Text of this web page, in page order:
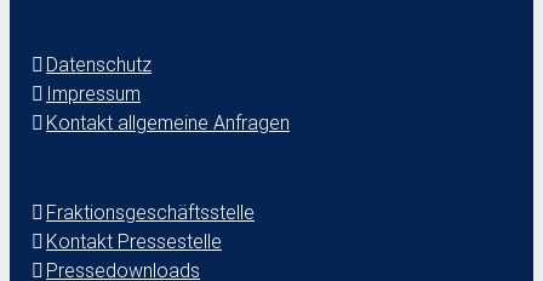
Datenschutz
Impressum
Kontakt allgemeine Anfragen
Fraktionsgeschäftsstelle
Kontakt Pressestelle
Pressedownloads